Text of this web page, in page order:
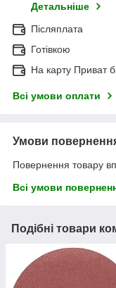
Детальніше
Післяплата
Готівкою
На карту Приват
Всі умови оплати
Умови
Повернення товару
Всі умови
Подібні товари